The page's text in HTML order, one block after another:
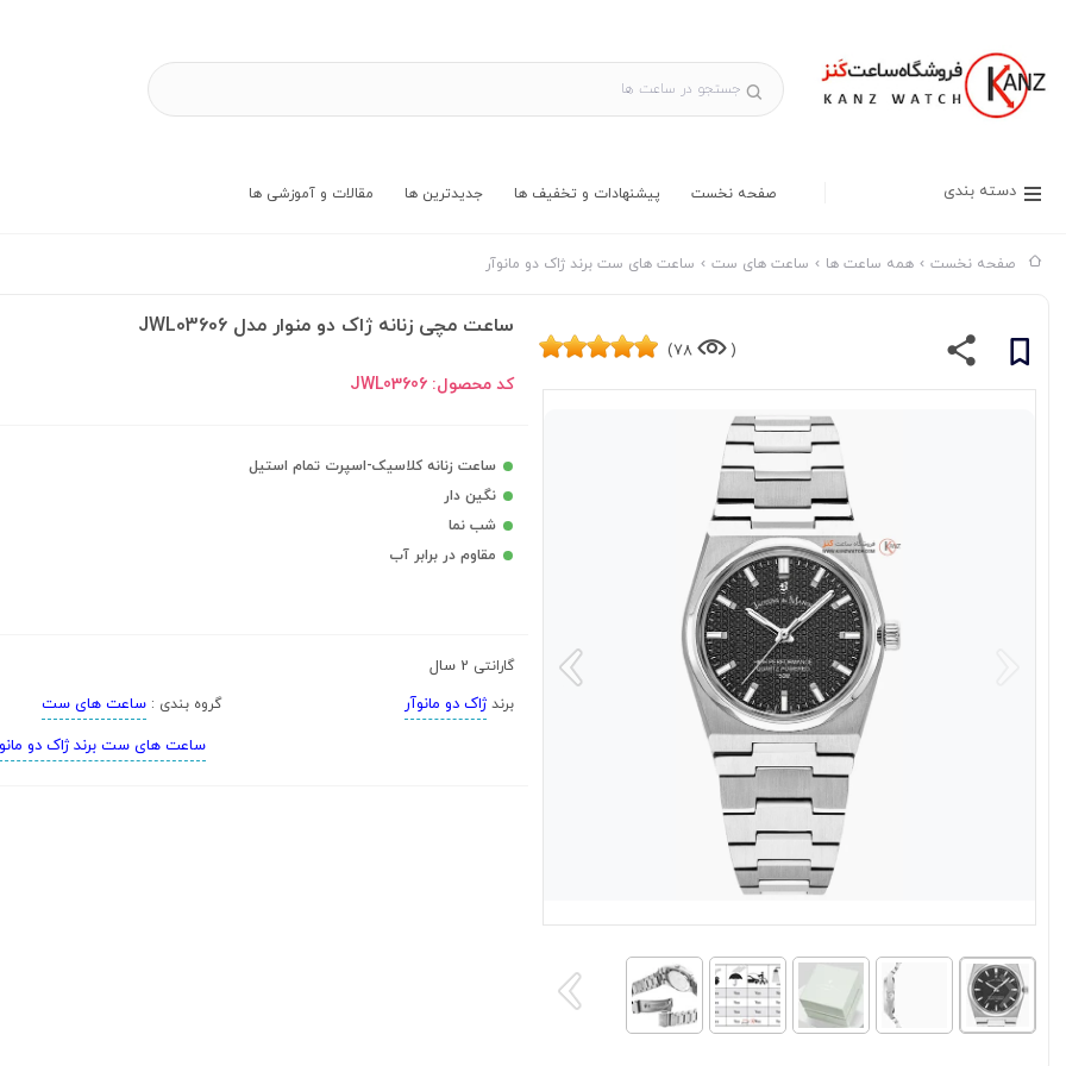
دسته بندی صفحه نخست پیشنهادات و تخفیف ها جدیدترین ها مقالات و آموزشی ها
صفحه نخست همه ساعت ها ساعت های ست ساعت های ست برند ژاک دو مانوآر
(
78)
ساعت مچی زنانه ژاک دو منوار مدل JWL03606
کد محصول:JWL03606
ساعت زنانه کلاسیک-اسپرت تمام استیل
نگین دار
شب نما
مقاوم در برابر آب
گارانتی 2 سال
برندژاک دو مانوآر گروه بندی :ساعت های ست
ساعت های ست برند ژاک دو